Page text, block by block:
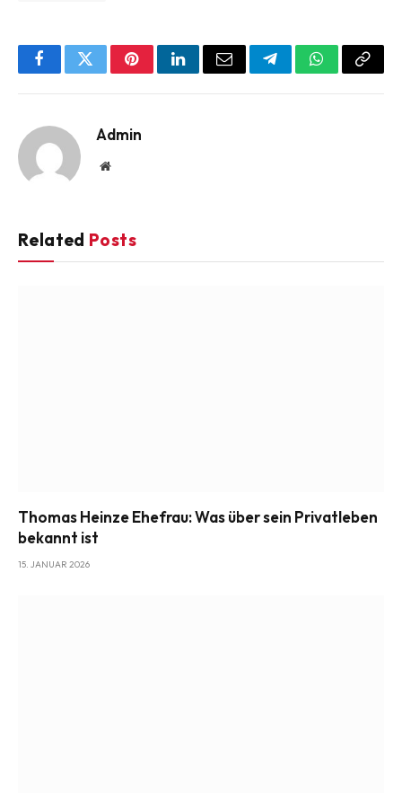
FacebookTwitterPinterestLinkedInEmail TelegramWhatsApp
Copy
Admin
Website
Related Posts
Thomas Heinze Ehefrau: Was über sein Privatleben
bekannt ist
15. JANUAR 2026